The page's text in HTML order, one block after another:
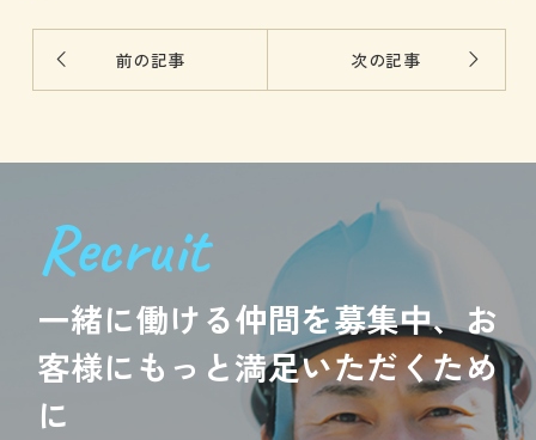
前の記事 次の記事
Recruit
一緒に働ける仲間を募集中、お
客様にもっと満足いただくため
に